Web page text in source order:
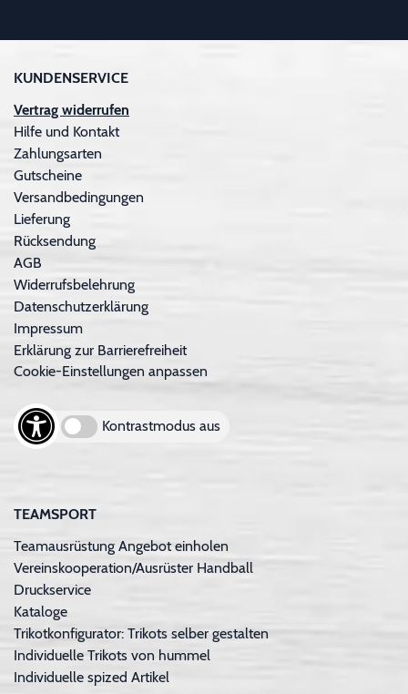
KUNDENSERVICE
Vertrag widerrufen
Hilfe und Kontakt
Zahlungsarten
Gutscheine
Versandbedingungen
Lieferung
Rücksendung
AGB
Widerrufsbelehrung
Datenschutzerklärung
Impressum
Erklärung zur Barrierefreiheit
Cookie-Einstellungen anpassen
Kontrastmodus aus
TEAMSPORT
Teamausrüstung Angebot einholen
Vereinskooperation/Ausrüster Handball
Druckservice
Kataloge
Trikotkonfigurator: Trikots selber gestalten
Individuelle Trikots von hummel
Individuelle spized Artikel